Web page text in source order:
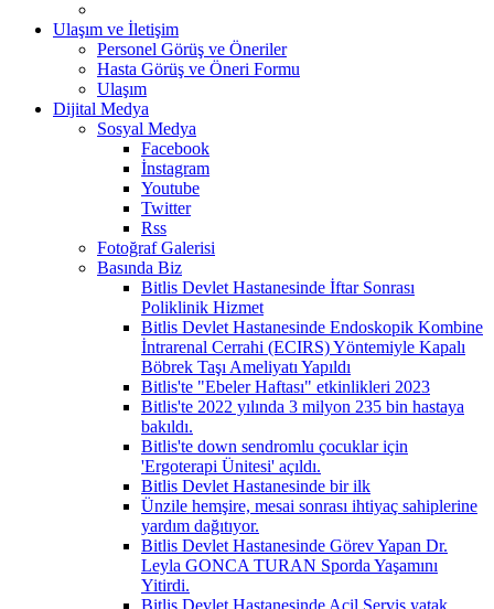
Ulaşım ve İletişim
Personel Görüş ve Öneriler
Hasta Görüş ve Öneri Formu
Ulaşım
Dijital Medya
Sosyal Medya
Facebook
İnstagram
Youtube
Twitter
Rss
Fotoğraf Galerisi
Basında Biz
Bitlis Devlet Hastanesinde İftar Sonrası
Poliklinik Hizmet
Bitlis Devlet Hastanesinde Endoskopik Kombine
İntrarenal Cerrahi (ECIRS) Yöntemiyle Kapalı
Böbrek Taşı Ameliyatı Yapıldı
Bitlis'te "Ebeler Haftası" etkinlikleri 2023
Bitlis'te 2022 yılında 3 milyon 235 bin hastaya
bakıldı.
Bitlis'te down sendromlu çocuklar için
'Ergoterapi Ünitesi' açıldı.
Bitlis Devlet Hastanesinde bir ilk
Ünzile hemşire, mesai sonrası ihtiyaç sahiplerine
yardım dağıtıyor.
Bitlis Devlet Hastanesinde Görev Yapan Dr.
Leyla GONCA TURAN Sporda Yaşamını
Yitirdi.
Bitlis Devlet Hastanesinde Acil Servis yatak